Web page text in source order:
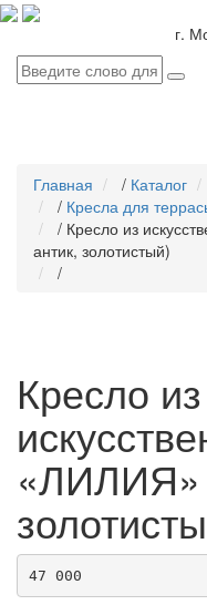
г.
Главная / Каталог
/ Кресла для
/ Кресло из
антик, золотистый)
/
Кресло из
«ЛИЛИЯ»
47 000